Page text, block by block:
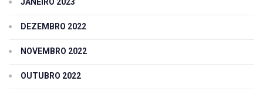
DEZEMBRO 2022
NOVEMBRO 2022
OUTUBRO 2022